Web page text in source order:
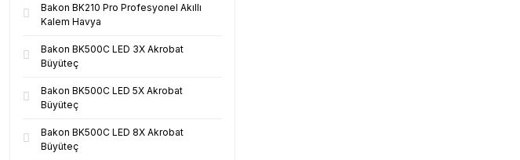
Bakon BK210 Pro Profesyonel Akıllı
Kalem Havya
Bakon BK500C LED 3X Akrobat
Büyüteç
Bakon BK500C LED 5X Akrobat
Büyüteç
Bakon BK500C LED 8X Akrobat
Büyüteç